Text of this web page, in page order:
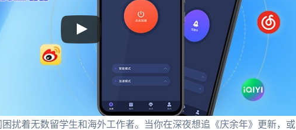
扰着无数留学生和海外工作者。当你在深夜想追《庆余年》更新，或